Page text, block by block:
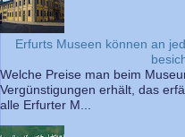
Erfurts Museen können an
Welche Preise man beim
Vergünstigungen erhält, das
alle Erfurter M...